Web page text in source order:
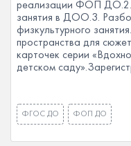
реализации ФОП ДО.2.
занятия в ДОО.3.
физкультурного
пространства для
карточек серии
детском
ФГОС ДО ФОП ДО